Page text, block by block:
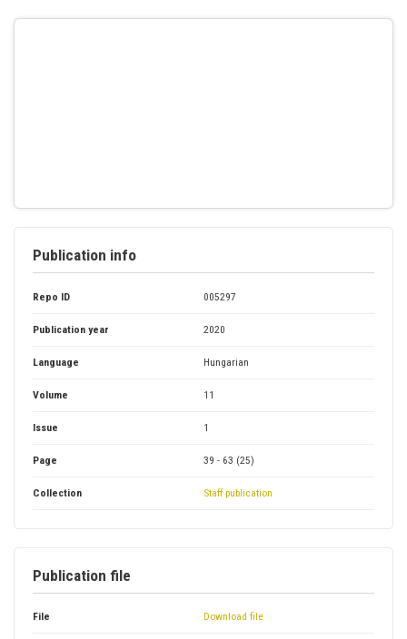
Publication info
Repo ID 005297
Publication year 2020
Language Hungarian
Volume 11
Issue 1
Page 39 - 63 (25)
Collection Staff publication
Publication file
File Download file